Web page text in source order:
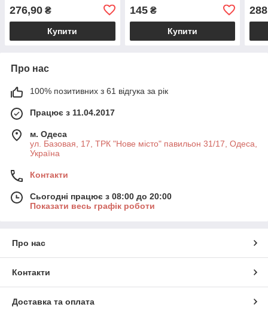
276,90 ₴
Купити
145₴
Купити
Про нас
100% позитивних з 61 відгука за рік
Працює з 11.04.2017
м. Одеса
ул. Базовая, 17, ТРК "Нове місто" павильон 31/17, Одеса,
Україна
Контакти
Сьогодні працює з 08:00 до 20:00
Показати весь графік роботи
Про нас
Контакти
Доставка та оплата